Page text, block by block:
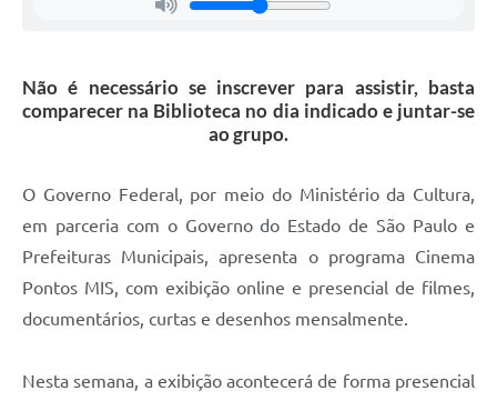
Pré-Cadastro de Vacinação Antirrábica
PGRS Digital
Consulta Pública Eletrônica Lei de Diretrizes Orçamentárias -
Credenciamento Feirantes
Notícias
Nota Fiscal Eletrônica
Não é necessário se inscrever para assistir, basta
comparecer na Biblioteca no dia indicado e juntar-se
ao grupo.
O Governo Federal, por meio do Ministério da Cultura,
em parceria com o Governo do Estado de São Paulo e
Prefeituras Municipais, apresenta o programa Cinema
Pontos MIS, com exibição online e presencial de filmes,
documentários, curtas e desenhos mensalmente.
Nesta semana, a exibição acontecerá de forma presencial